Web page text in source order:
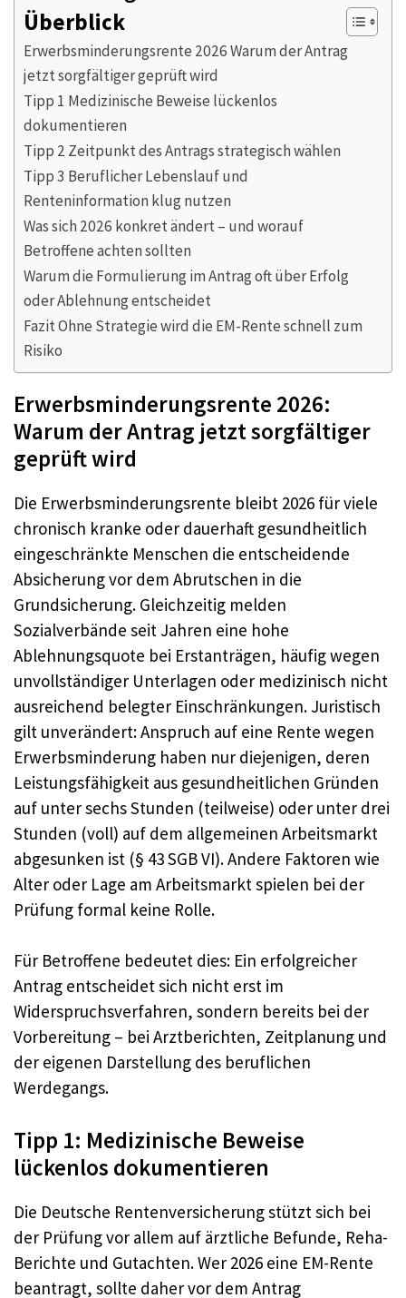
Überblick
Erwerbsminderungsrente 2026 Warum der Antrag
jetzt sorgfältiger geprüft wird
Tipp 1 Medizinische Beweise lückenlos
dokumentieren
Tipp 2 Zeitpunkt des Antrags strategisch wählen
Tipp 3 Beruflicher Lebenslauf und
Renteninformation klug nutzen
Was sich 2026 konkret ändert – und worauf
Betroffene achten sollten
Warum die Formulierung im Antrag oft über Erfolg
oder Ablehnung entscheidet
Fazit Ohne Strategie wird die EM-Rente schnell zum
Risiko
Erwerbsminderungsrente 2026:
Warum der Antrag jetzt sorgfältiger
geprüft wird
Die Erwerbsminderungsrente bleibt 2026 für viele
chronisch kranke oder dauerhaft gesundheitlich
eingeschränkte Menschen die entscheidende
Absicherung vor dem Abrutschen in die
Grundsicherung. Gleichzeitig melden
Sozialverbände seit Jahren eine hohe
Ablehnungsquote bei Erst­anträgen, häufig wegen
unvollständiger Unterlagen oder medizinisch nicht
ausreichend belegter Einschränkungen. Juristisch
gilt unverändert: Anspruch auf eine Rente wegen
Erwerbsminderung haben nur diejenigen, deren
Leistungsfähigkeit aus gesundheitlichen Gründen
auf unter sechs Stunden (teilweise) oder unter drei
Stunden (voll) auf dem allgemeinen Arbeitsmarkt
abgesunken ist (§ 43 SGB VI). Andere Faktoren wie
Alter oder Lage am Arbeitsmarkt spielen bei der
Prüfung formal keine Rolle.
Für Betroffene bedeutet dies: Ein erfolgreicher
Antrag entscheidet sich nicht erst im
Widerspruchsverfahren, sondern bereits bei der
Vorbereitung – bei Arztberichten, Zeitplanung und
der eigenen Darstellung des beruflichen
Werdegangs.
Tipp 1: Medizinische Beweise
lückenlos dokumentieren
Die Deutsche Rentenversicherung stützt sich bei
der Prüfung vor allem auf ärztliche Befunde, Reha-
Berichte und Gutachten. Wer 2026 eine EM-Rente
beantragt, sollte daher vor dem Antrag